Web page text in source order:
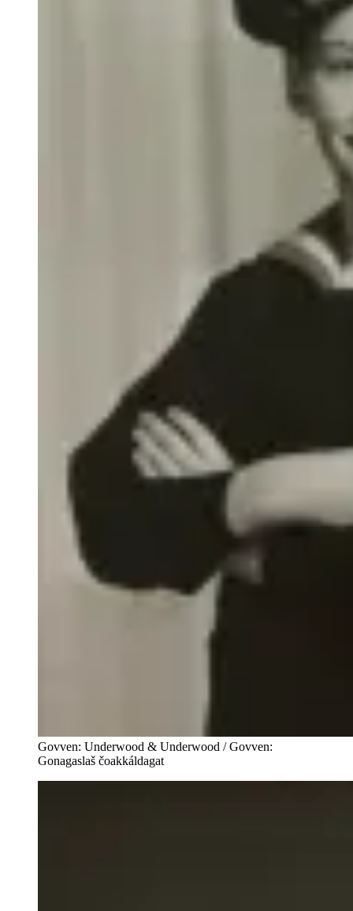
Govven: Underwood & Underwood / Govven:
Gonagaslaš čoakkáldagat